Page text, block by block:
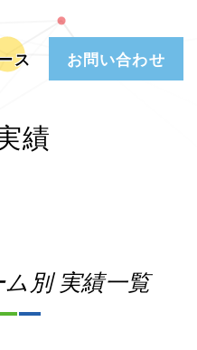
ス お問い合わせ
績
別 実績一覧